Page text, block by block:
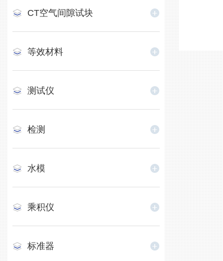
CT空气间隙试块
等效材料
测试仪
检测
水模
乘积仪
标准器